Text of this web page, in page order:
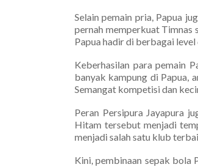
Selain pemain pria, Papua
pernah memperkuat Timnas
Papua hadir di berbagai level
Keberhasilan para pemain
banyak kampung di Papua,
Semangat kompetisi dan
Peran Persipura Jayapura
Hitam tersebut menjadi
menjadi salah satu klub
Kini, pembinaan sepak bola